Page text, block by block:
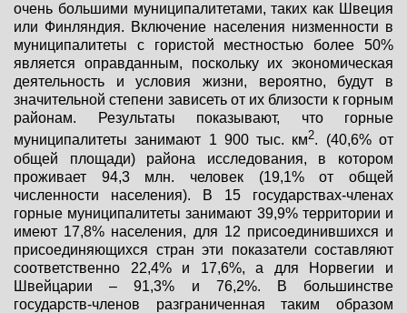
очень большими муниципалитетами, таких как Швеция
или Финляндия. Включение населения низменности в
муниципалитеты с гористой местностью более 50%
является оправданным, поскольку их экономическая
деятельность и условия жизни, вероятно, будут в
значительной степени зависеть от их близости к горным
районам. Результаты показывают, что горные
муниципалитеты занимают 1 900 тыс. км2. (40,6% от
общей площади) района исследования, в котором
проживает 94,3 млн. человек (19,1% от общей
численности населения). В 15 государствах-членах
горные муниципалитеты занимают 39,9% территории и
имеют 17,8% населения, для 12 присоединившихся и
присоединяющихся стран эти показатели составляют
соответственно 22,4% и 17,6%, а для Норвегии и
Швейцарии – 91,3% и 76,2%. В большинстве
государств-членов разграниченная таким образом